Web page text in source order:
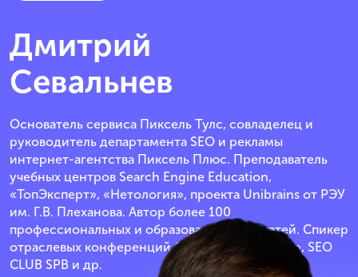
Дмитрий
Севальнев
Основатель сервиса Пиксель Тулс, совладелец и
руководитель департамента SEO и рекламы
интернет-агентства Пиксель Плюс. Преподаватель
учебных центров Search Engine Education,
«ТопЭксперт», «Нетология», проекта Unibrains от РЭУ
им. Г.В. Плеханова. Автор более 100
профессиональных и образовательных статей. Спикер
отраслевых конференций Optimization, «РИФ», SEO
CLUB SPB и др.